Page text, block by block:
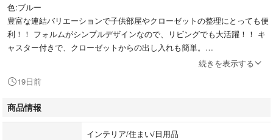
色:ブルー
豊富な連結バリエーションで子供部屋やクローゼットの整理にとっても便
利！！ フォルムがシンプルデザインなので、リビングでも大活躍！！ キ
ャスター付きで、クローゼットからの出し入れも簡単。
続きを表示する
19日前
商品情報
インテリア/住まい/日用品